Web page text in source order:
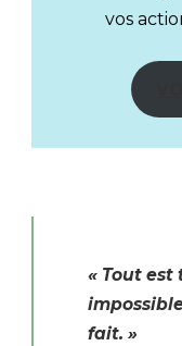
vos
« Tout
fait. »